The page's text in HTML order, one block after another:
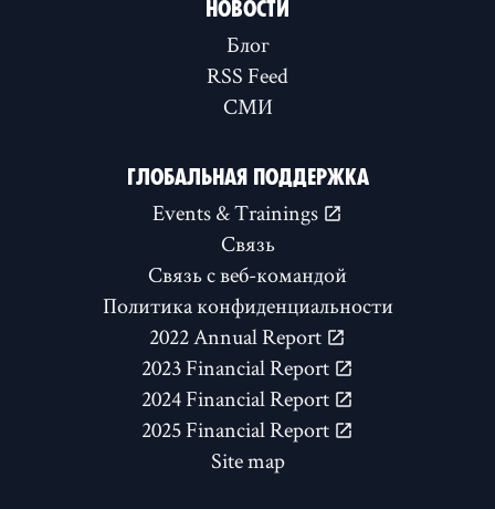
НОВОСТИ
Блог
RSS Feed
СМИ
ГЛОБАЛЬНАЯ ПОДДЕРЖКА
Events & Trainings
Связь
Связь с веб-командой
Политика конфиденциальности
2022 Annual Report
2023 Financial Report
2024 Financial Report
2025 Financial Report
Site map